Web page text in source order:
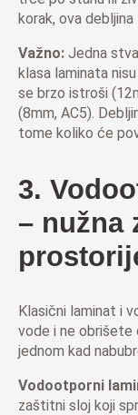
korak, ova
Važno: Jedna
klasa laminata
se brzo istroši
(8mm, AC5).
tome koliko će
3.
– nužna
Klasični laminat i
vode i ne obrišete
jednom kad
Vodootporni
zaštitni sloj koji